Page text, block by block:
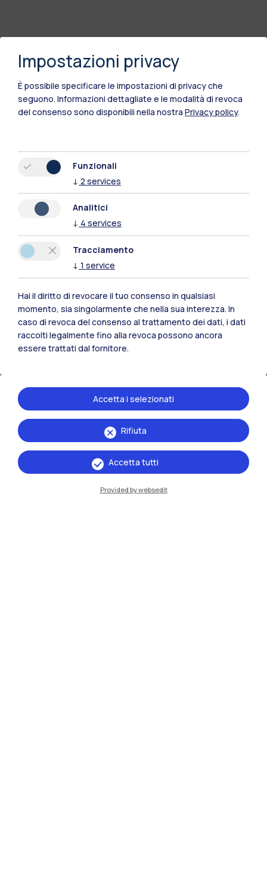
Polimi Community
Tutti i siti dell’ecosistema
IT
Impostazioni privacy
È possibile specificare le impostazioni di privacy che
seguono. Informazioni dettagliate e le modalità di revoca
del consenso sono disponibili nella nostra Privacy policy.
Funzionali
↓ 2 services
Analitici
↓ 4 services
Tracciamento
↓ 1 service
Hai il diritto di revocare il tuo consenso in qualsiasi
momento, sia singolarmente che nella sua interezza. In
caso di revoca del consenso al trattamento dei dati, i dati
raccolti legalmente fino alla revoca possono ancora
essere trattati dal fornitore.
Rifiuta
Accetta i selezionati
Accetta tutti
Provided by websedit